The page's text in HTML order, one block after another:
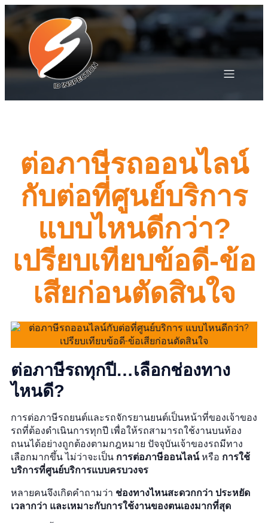
ต่อภาษีรถออนไลน์
กับต่อที่ศูนย์บริการ
แบบไหนดีกว่า?
เปรียบเทียบข้อดี-ข้อ
เสียก่อนตัดสินใจ
ต่อภาษีรถทุกปี…เลือกช่องทาง
ไหนดี?
การต่อภาษีรถยนต์และรถจักรยานยนต์เป็นหน้าที่ของเจ้าของ
รถที่ต้องดำเนินการทุกปี เพื่อให้รถสามารถใช้งานบนท้อง
ถนนได้อย่างถูกต้องตามกฎหมาย ปัจจุบันเจ้าของรถมีทาง
เลือกมากขึ้น ไม่ว่าจะเป็น การต่อภาษีออนไลน์หรือ การใช้
บริการที่ศูนย์บริการแบบครบวงจร
หลายคนจึงเกิดคำถามว่า ช่องทางไหนสะดวกกว่า ประหยัด
เวลากว่า และเหมาะกับการใช้งานของตนเองมากที่สุด